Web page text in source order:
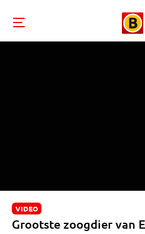
VIDEO
Grootste zoogdier van